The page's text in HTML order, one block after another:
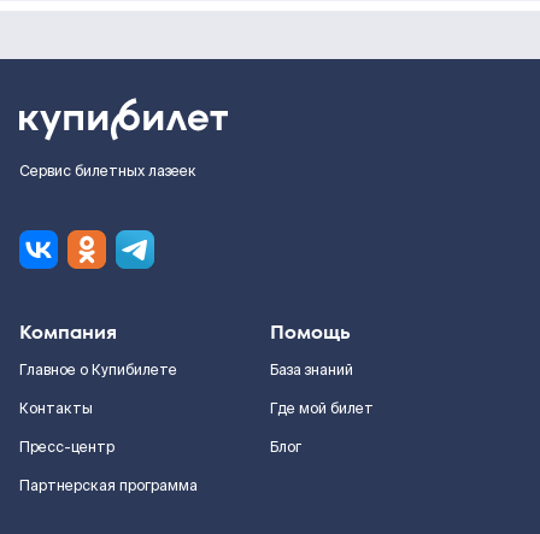
Сервис билетных лазеек
Компания
Главное о Купибилете
Контакты
Пресс-центр
Партнерская программа
Помощь
База знаний
Где мой билет
Блог